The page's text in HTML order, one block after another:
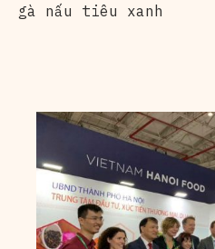
gà nấu tiêu xanh